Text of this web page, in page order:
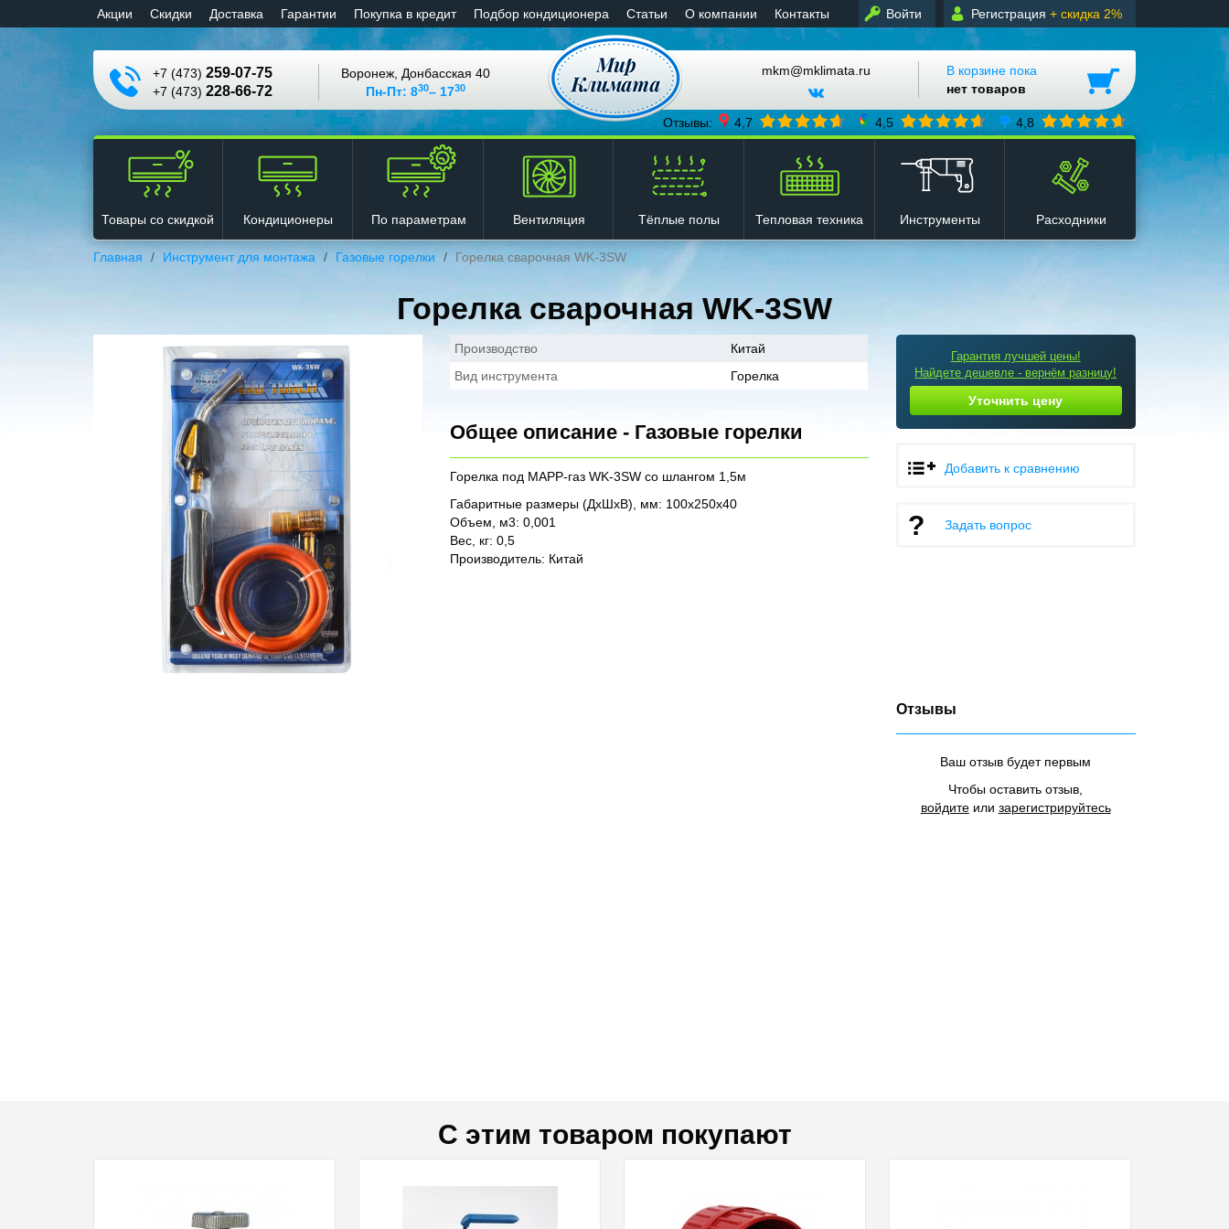
Войти Регистрация + скидка 2%
Aкции Cкидки Доставка Гарантии Покупка в кредит Подбор кондиционера Статьи О компании Контакты
+7 (473) 259-07-75
+7 (473) 228-66-72
Воронеж, Донбасская 40
Пн-Пт: 830– 1730
mkm@mklimata.ru
В корзине пока
нет товаров
Отзывы: 4,7 4,5 4,8
Товары со скидкой Кондиционеры По параметрам Вентиляция Тёплые полы Тепловая техника Инструменты Расходники
Главная Инструмент для монтажа Газовые горелки Горелка сварочная WK-3SW
Горелка сварочная WK-3SW
Гарантия лучшей цены!
Найдете дешевле - вернём разницу!
Уточнить цену
Добавить к сравнению
Задать вопрос
Производство
Китай
Вид инструмента
Горелка
Общее описание - Газовые горелки
Горелка под МАРР-газ WK-3SW со шлангом 1,5м
Габаритные размеры (ДхШхВ), мм: 100х250х40
Объем, м3: 0,001
Вес, кг: 0,5
Производитель: Китай
Отзывы
Ваш отзыв будет первым
Чтобы оставить отзыв,
войдитеили зарегистрируйтесь
С этим товаром покупают